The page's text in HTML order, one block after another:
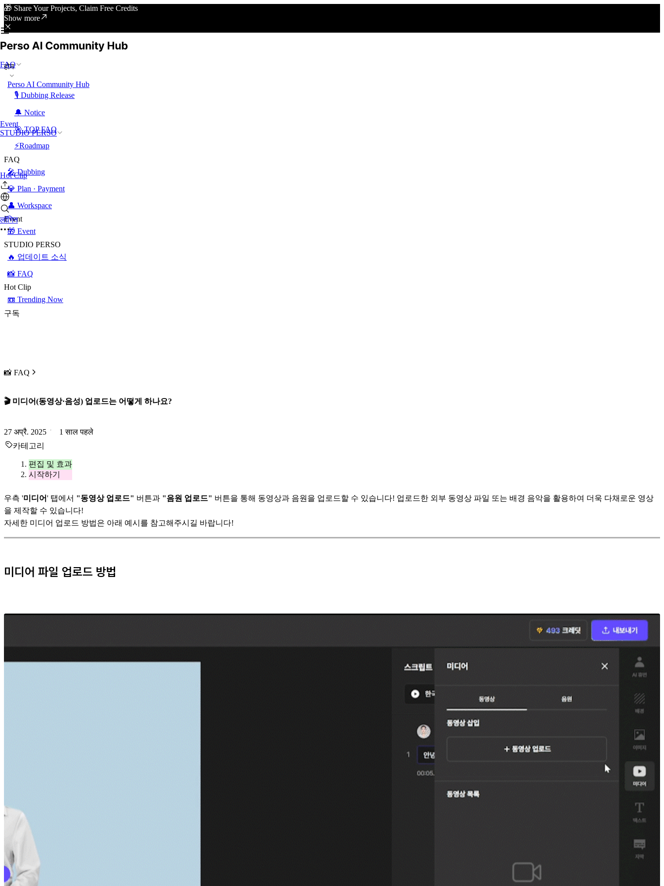
🎁 Share Your Projects, Claim Free Credits
Show more
FAQ
Event
STUDIO PERSO
Hot Clip
लॉगिन
होम
Perso AI Community Hub
🎙️ Dubbing Release
🔔 Notice
🎯 TOP FAQ
⚡Roadmap
FAQ
🎤 Dubbing
💎 Plan · Payment
👤 Workspace
Event
🎁 Event
STUDIO PERSO
🔥 업데이트 소식
📸 FAQ
Hot Clip
📼 Trending Now
구독
📸 FAQ
🎬 미디어(동영상·음성) 업로드는 어떻게 하나요?
27 अप्रै. 2025
1 साल पहले
카테고리
편집 및 효과
시작하기
우측 '미디어' 탭에서 "동영상 업로드" 버튼과 "음원 업로드" 버튼을 통해 동영상과 음원을 업로드할 수 있습니다! 업로드한 외부 동영상 파일 또는 배경 음악을 활용하여 더욱 다채로운 영상
을 제작할 수 있습니다!
자세한 미디어 업로드 방법은 아래 예시를 참고해주시길 바랍니다!
미디어 파일 업로드 방법